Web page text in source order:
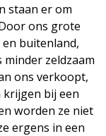
staan er om
ons grote
buitenland,
zeldzaam
ons verkoopt,
krijgen bij een
worden ze niet
ergens in een